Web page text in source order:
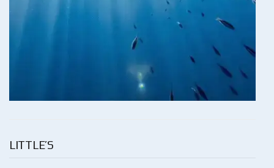
LITTLE’S